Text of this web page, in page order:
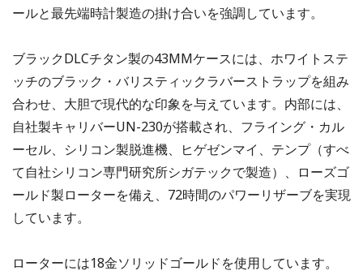
ールと最先端時計製造の掛け合いを強調しています。
ブラックDLCチタン製の43MMケースには、ホワイトステ
ッチのブラック・バリスティックラバーストラップを組み
合わせ、大胆で現代的な印象を与えています。内部には、
自社製キャリバーUN-230が搭載され、フライング・カル
ーセル、シリコン製脱進機、ヒゲゼンマイ、テンプ（すべ
て自社シリコン専門研究所シガテックで製造）、ローズゴ
ールド製ローターを備え、72時間のパワーリザーブを実現
しています。
ローターには18金ソリッドゴールドを使用しています。